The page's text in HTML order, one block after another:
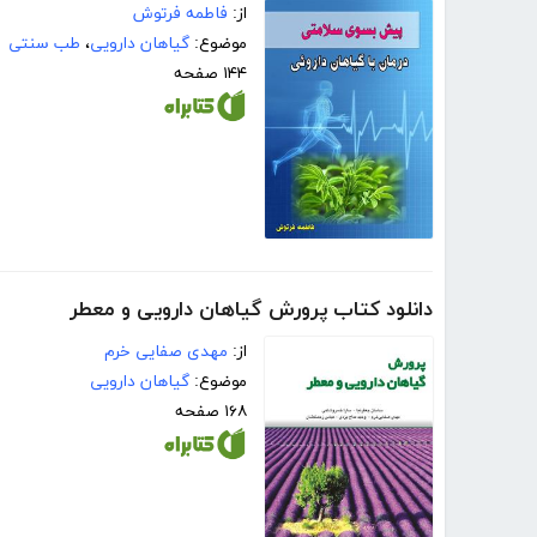
از: فاطمه فرتوش
موضوع: گیاهان دارویی، طب سنتی
۱۴۴ صفحه
دانلود کتاب پرورش گیاهان دارویی و معطر
از: مهدی صفایی خرم
موضوع: گیاهان دارویی
۱۶۸ صفحه